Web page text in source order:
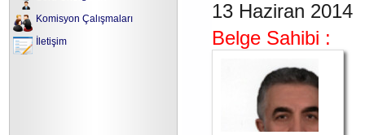
Komisyon Çalışmaları
İletişim
13 Haziran 2014
Belge Sahibi :